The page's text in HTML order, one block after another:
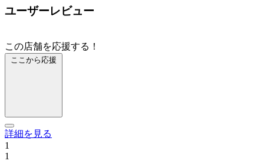
ユーザーレビュー
この店舗を応援する！
ここから応援
詳細を見る
1
1